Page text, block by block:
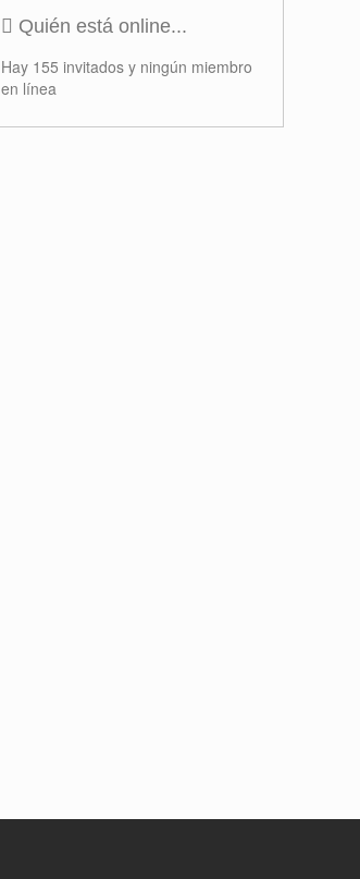
Quién está online...
Hay 155 invitados y ningún miembro
en línea